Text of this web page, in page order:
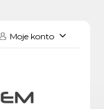
Moje konto